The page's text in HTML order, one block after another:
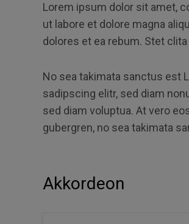
Lorem ipsum dolor sit amet,
ut labore et dolore magna
dolores et ea rebum. Stet
No sea takimata sanctus est
sadipscing elitr, sed diam
sed diam voluptua. At vero
gubergren, no sea takimata
Akkordeon